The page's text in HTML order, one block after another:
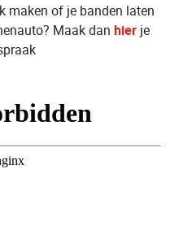
maken of je banden laten
Maak dan hier je